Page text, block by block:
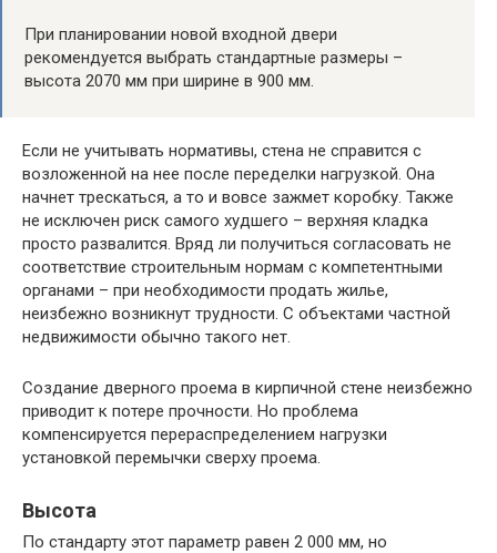
При планировании новой входной двери
рекомендуется выбрать стандартные размеры –
высота 2070 мм при ширине в 900 мм.
Если не учитывать нормативы, стена не справится с
возложенной на нее после переделки нагрузкой. Она
начнет трескаться, а то и вовсе зажмет коробку. Также
не исключен риск самого худшего – верхняя кладка
просто развалится. Вряд ли получиться согласовать не
соответствие строительным нормам с компетентными
органами – при необходимости продать жилье,
неизбежно возникнут трудности. С объектами частной
недвижимости обычно такого нет.
Создание дверного проема в кирпичной стене неизбежно
приводит к потере прочности. Но проблема
компенсируется перераспределением нагрузки
установкой перемычки сверху проема.
Высота
По стандарту этот параметр равен 2 000 мм, но